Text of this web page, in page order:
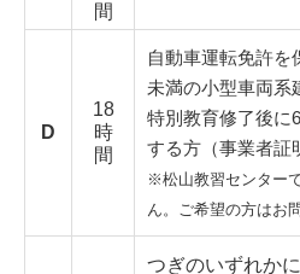
間
D
18
時
間
自動車運転免許を
未満の小型車両系
特別教育修了後に
する方（事業者証
※松山教習センター
ん。ご希望の方はお
つぎのいずれか